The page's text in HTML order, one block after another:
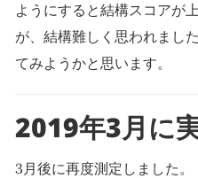
ようにすると結構スコアが
が、結構難しく思われまし
てみようかと思います。
2019年3月に
3月後に再度測定しました。